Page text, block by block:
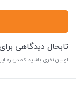
تابحال دیدگاهی
اولین نفری باشید که